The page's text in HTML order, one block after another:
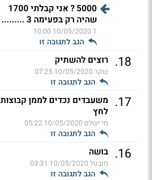
5000 ? אני קבלתי 1700
שהיה רק בפעימה 3 .........
1
10/05/2020 10:00
הגב לתגובה זו
18
. רוצים להשתיק
שקר10/05/2020 07:25
הגב לתגובה זו
17
. משעבדים נכדים לממן קבוצות
לחץ
מי ישלם 10/05/2020 05:22
הגב לתגובה זו
16
. בושה
מובטל10/05/2020 03:31
הגב לתגובה זו